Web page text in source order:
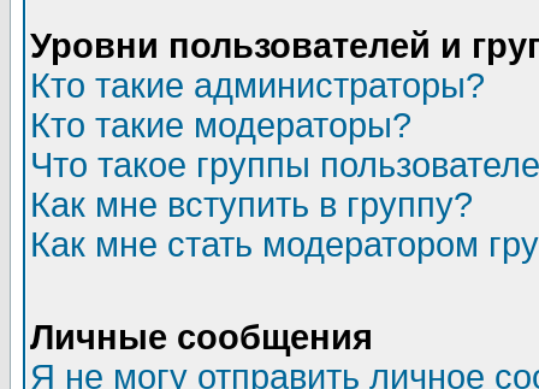
Уровни пользователей и
Кто такие администраторы?
Кто такие модераторы?
Что такое группы
Как мне вступить в группу?
Как мне стать модератором
Личные сообщения
Я не могу отправить личное